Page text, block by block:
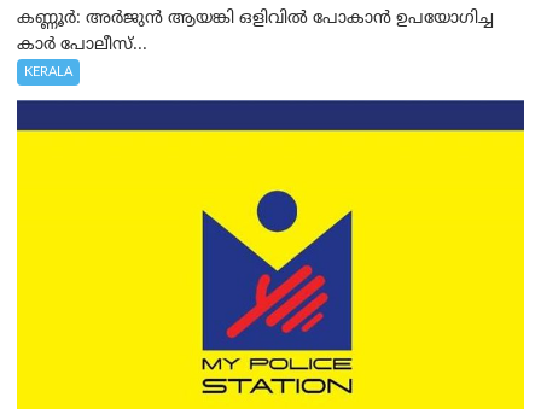
കണ്ണൂർ: അർജുൻ ആയങ്കി ഒളിവിൽ പോകാൻ ഉപയോഗിച്ച
കാർ പോലീസ്...
KERALA